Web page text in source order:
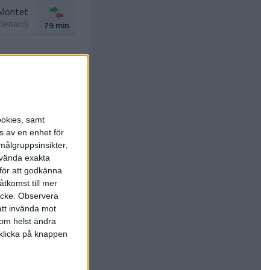
samt
av en enhet för
exakta
att godkänna
till mer
Observera
invända mot
helst ändra
på knappen
) 79 min
90 min
)
90+2
min